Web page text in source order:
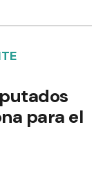
para el